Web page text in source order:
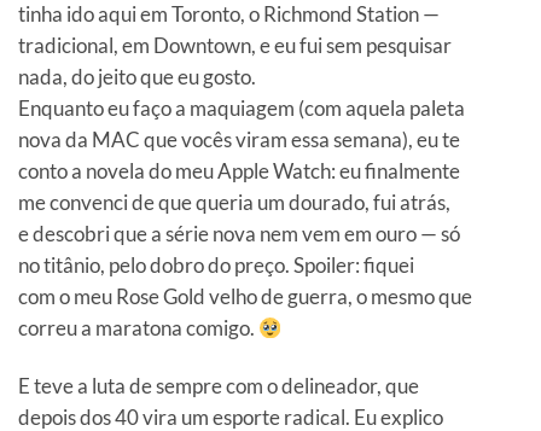
tinha ido aqui em Toronto, o Richmond Station —
tradicional, em Downtown, e eu fui sem pesquisar
nada, do jeito que eu gosto.
Enquanto eu faço a maquiagem (com aquela paleta
nova da MAC que vocês viram essa semana), eu te
conto a novela do meu Apple Watch: eu finalmente
me convenci de que queria um dourado, fui atrás,
e descobri que a série nova nem vem em ouro — só
no titânio, pelo dobro do preço. Spoiler: fiquei
com o meu Rose Gold velho de guerra, o mesmo que
correu a maratona comigo.
E teve a luta de sempre com o delineador, que
depois dos 40 vira um esporte radical. Eu explico